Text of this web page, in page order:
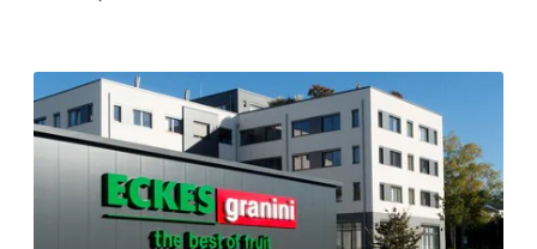
Martin Schumacher gibt es vorerst keine Auskunft.